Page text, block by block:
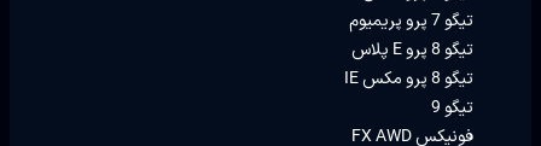
تیگو 7 پرو پریمیوم
تیگو 8 پرو E پلاس
تیگو 8 پرو مکس IE
تیگو 9
فونیکس FX AWD